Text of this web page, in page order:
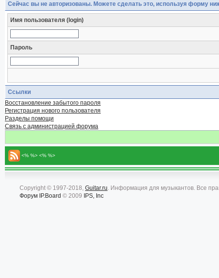
Сейчас вы не авторизованы. Можете сделать это, используя форму
Имя пользователя (login)
Пароль
Ссылки
Восстановление забытого пароля
Регистрация нового пользователя
Разделы помощи
Связь с администрацией форума
<% %> <% %>
Copyright © 1997-2018, Guitar.ru. Информация для музыкантов. Все
Форум IP.Board © 2009 IPS, Inc